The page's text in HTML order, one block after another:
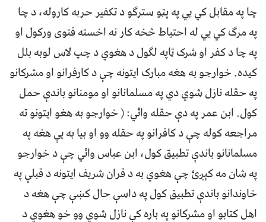
چا په مقابل کي يي په پټو سترګو د تکفير حربه کاروله، د چا
په مرګ کي يي له احتياط څخه کار نه اخسته فتوى ورکول او
په چا د کفر او شرک ټاپه لګول د هغوي د چپ لاس لوبه بلل
کيده. خوارجو به هغه مبارک ايتونه چې د کارفرانو او مشرکانو
په حقله نازل شوي دي په مسلمانانو او مومنانو باندې حمل
کول. ابن عمر په دې حقله وائي: ( خوارجو به هغو ايتونو ته
مراجعه کوله چې د کافرانو په حقله وو او بيا به يې هغه په
مسلمانانو باندې تطبيق کول، ابن عباس وائي چې د خوارجو
په شان مه کېږئ چې هغوي به د قران شريف ايتونه د قبلې په
خاوندانو باندې تطبيق کول په داسې حال کښې چې هغه د
اهل کتابو او مشرکانو په باره کې نازل شوي وو خو هغوي د